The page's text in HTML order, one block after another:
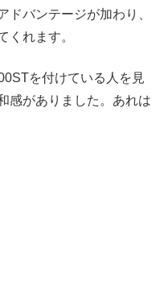
ドバンテージが加わり、
くれます。
を付けている人を見
感がありました。あれは